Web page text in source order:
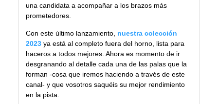
una candidata a acompañar a los brazos más
prometedores.
Con este último lanzamiento, nuestra colección
2023 ya está al completo fuera del horno, lista para
haceros a todos mejores. Ahora es momento de ir
desgranando al detalle cada una de las palas que la
forman -cosa que iremos haciendo a través de este
canal- y que vosotros saquéis su mejor rendimiento
en la pista.